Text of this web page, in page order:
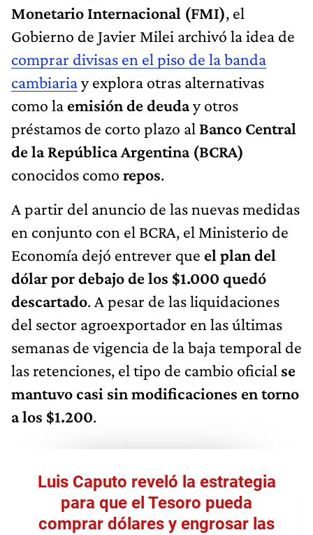
Monetario Internacional (FMI), el
Gobierno de Javier Milei archivó la idea de
comprar divisas en el piso de la banda
cambiariay explora otras alternativas
como la emisión de deuday otros
préstamos de corto plazo al Banco Central
de la República Argentina (BCRA)
conocidos como repos.
A partir del anuncio de las nuevas medidas
en conjunto con el BCRA, el Ministerio de
Economía dejó entrever que el plan del
dólar por debajo de los $1.000 quedó
descartado. A pesar de las liquidaciones
del sector agroexportador en las últimas
semanas de vigencia de la baja temporal de
las retenciones, el tipo de cambio oficial se
mantuvo casi sin modificaciones en torno
a los $1.200.
Luis Caputo reveló la estrategia
para que el Tesoro pueda
comprar dólares y engrosar las